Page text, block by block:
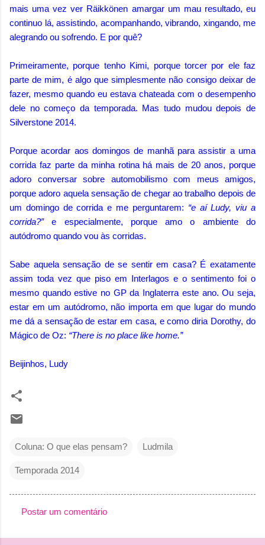
mais uma vez ver Räikkönen amargar um mau resultado, eu
continuo lá, assistindo, acompanhando, vibrando, xingando, me
alegrando ou sofrendo. E por quê?
Primeiramente, porque tenho Kimi, porque torcer por ele faz
parte de mim, é algo que simplesmente não consigo deixar de
fazer, mesmo quando eu estava chateada com o desempenho
dele no começo da temporada. Mas tudo mudou depois de
Silverstone 2014.
Porque acordar aos domingos de manhã para assistir a uma
corrida faz parte da minha rotina há mais de 20 anos, porque
adoro conversar sobre automobilismo com meus amigos,
porque adoro aquela sensação de chegar ao trabalho depois de
um domingo de corrida e me perguntarem: “e aí Ludy, viu a
corrida?”e especialmente, porque amo o ambiente do
autódromo quando vou às corridas.
Sabe aquela sensação de se sentir em casa? É exatamente
assim toda vez que piso em Interlagos e o sentimento foi o
mesmo quando estive no GP da Inglaterra este ano. Ou seja,
estar em um autódromo, não importa em que lugar do mundo
me dá a sensação de estar em casa, e como diria Dorothy, do
Mágico de Oz: “There is no place like home.”
Beijinhos, Ludy
Coluna: O que elas pensam? Ludmila
Temporada 2014
o
Postar um comentário